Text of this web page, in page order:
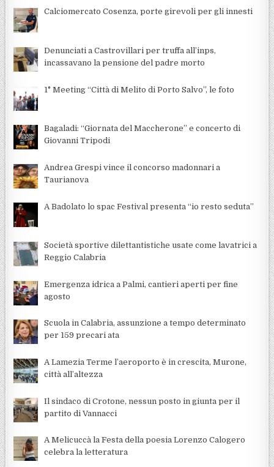
Calciomercato Cosenza, porte girevoli per gli innesti
Denunciati a Castrovillari per truffa all’inps,
incassavano la pensione del padre morto
1° Meeting “Città di Melito di Porto Salvo”, le foto
Bagaladi: “Giornata del Maccherone” e concerto di
Giovanni Tripodi
Andrea Grespi vince il concorso madonnari a
Taurianova
A Badolato lo spac Festival presenta “io resto seduta”
Società sportive dilettantistiche usate come lavatrici a
Reggio Calabria
Emergenza idrica a Palmi, cantieri aperti per fine
agosto
Scuola in Calabria, assunzione a tempo determinato
per 159 precari ata
A Lamezia Terme l’aeroporto è in crescita, Murone,
città all’altezza
Il sindaco di Crotone, nessun posto in giunta per il
partito di Vannacci
A Melicuccà la Festa della poesia Lorenzo Calogero
celebra la letteratura